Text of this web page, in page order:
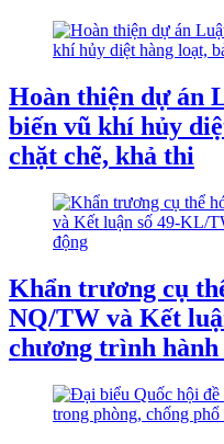
Hoàn thiện dự án
biến vũ khí hủy
chặt chẽ, khả thi
Khẩn trương cụ
NQ/TW và Kết
chương trình hành